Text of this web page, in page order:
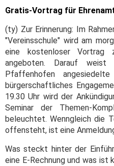
Gratis-Vortrag für
(ty) Zur Erinnerung: Im
"Vereinsschule" wird am
eine kostenloser Vortrag
angeboten. Darauf
Pfaffenhofen
bürgerschaftliches
19.30 Uhr wird der
Seminar der Themen-
beleuchtet. Wenngleich die
offensteht, ist eine
Was steckt hinter der
eine E-Rechnung und was ist